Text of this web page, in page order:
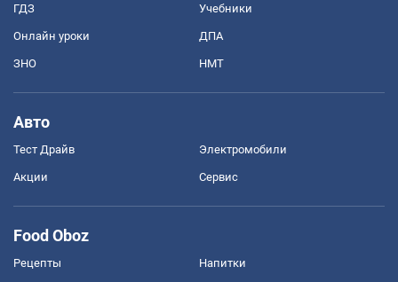
ГДЗ Учебники
Онлайн уроки ДПА
ЗНО НМТ
Авто
Тест Драйв Электромобили
Акции Сервис
Food Oboz
Рецепты Напитки